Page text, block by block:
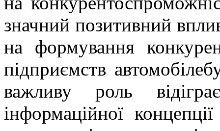
значний позитивний
на формування
підприємств
важливу роль
інформаційної